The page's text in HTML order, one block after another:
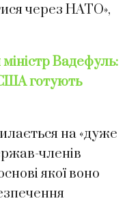
через НАТО»,
Вадефуль:
готують
на «дуже
членів
якої воно